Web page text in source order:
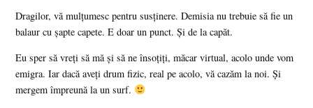
Dragilor, vă mulţumesc pentru susţinere. Demisia nu trebuie să fie un
balaur cu şapte capete. E doar un punct. Şi de la capăt.
Eu sper să vreţi să mă şi să ne însoţiţi, măcar virtual, acolo unde vom
emigra. Iar dacă aveţi drum fizic, real pe acolo, vă cazăm la noi. Şi
mergem împreună la un surf.